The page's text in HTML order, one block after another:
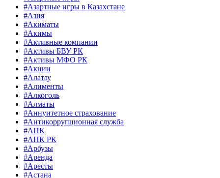
#Азартные игры в Казахстане
#Азия
#Акиматы
#Акимы
#Активные компании
#Активы БВУ РК
#Активы МФО РК
#Акции
#Алатау
#Алименты
#Алкоголь
#Алматы
#Аннуитетное страхование
#Антикоррупционная служба
#АПК
#АПК РК
#Арбузы
#Аренда
#Аресты
#Астана